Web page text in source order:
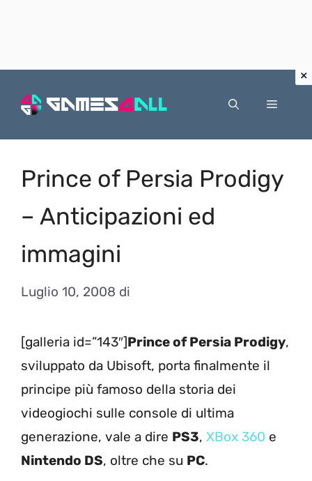
Menu
Prince of Persia Prodigy
– Anticipazioni ed
immagini
Luglio 10, 2008 di
[galleria id=”143″]Prince of Persia Prodigy,
sviluppato da Ubisoft, porta finalmente il
principe più famoso della storia dei
videogiochi sulle console di ultima
generazione, vale a dire PS3, XBox 360 e
Nintendo DS, oltre che su PC.